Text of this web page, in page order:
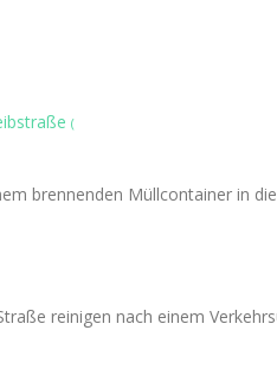
(
brennenden Müllcontainer in
reinigen nach einem